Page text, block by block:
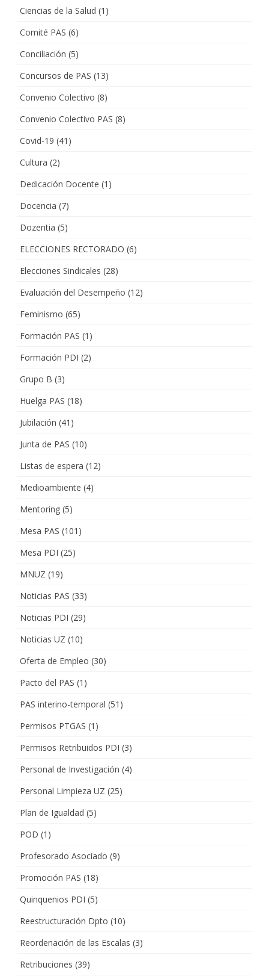
Ciencias de la Salud (1)
Comité PAS (6)
Conciliación (5)
Concursos de PAS (13)
Convenio Colectivo (8)
Convenio Colectivo PAS (8)
Covid-19 (41)
Cultura (2)
Dedicación Docente (1)
Docencia (7)
Dozentia (5)
ELECCIONES RECTORADO (6)
Elecciones Sindicales (28)
Evaluación del Desempeño (12)
Feminismo (65)
Formación PAS (1)
Formación PDI (2)
Grupo B (3)
Huelga PAS (18)
Jubilación (41)
Junta de PAS (10)
Listas de espera (12)
Medioambiente (4)
Mentoring (5)
Mesa PAS (101)
Mesa PDI (25)
MNUZ (19)
Noticias PAS (33)
Noticias PDI (29)
Noticias UZ (10)
Oferta de Empleo (30)
Pacto del PAS (1)
PAS interino-temporal (51)
Permisos PTGAS (1)
Permisos Retribuidos PDI (3)
Personal de Investigación (4)
Personal Limpieza UZ (25)
Plan de Igualdad (5)
POD (1)
Profesorado Asociado (9)
Promoción PAS (18)
Quinquenios PDI (5)
Reestructuración Dpto (10)
Reordenación de las Escalas (3)
Retribuciones (39)